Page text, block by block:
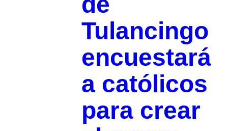
Tulancingo
encuestará
a católicos
para crear